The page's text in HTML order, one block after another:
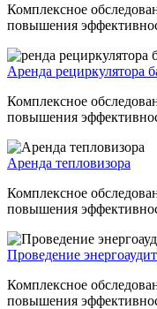
Комплексное
повышения
Аренда рециркулятора
Комплексное
повышения
Аренда тепловизора
Комплексное
повышения
Проведение
Комплексное
повышения